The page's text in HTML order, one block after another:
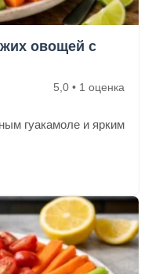
овощей с
5,0 • 1 оценка
гуакамоле и ярким